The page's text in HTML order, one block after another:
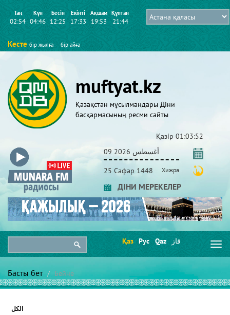
Таң
02:54
Күн
04:46
Бесін
12:25
Екінті
17:33
Ақшам
19:53
Құптан
21:44
Кесте бір жылға бір айға
muftyat.kz
Қазақстан мұсылмандары Діни
басқармасының ресми сайты
Қазір 01:03:52
09 أغسطس 2026
25 Сафар 1448 Хижра
ДІНИ МЕРЕКЕЛЕР
Қаз Рус Qaz قاز
Басты бет Бейне
الكل